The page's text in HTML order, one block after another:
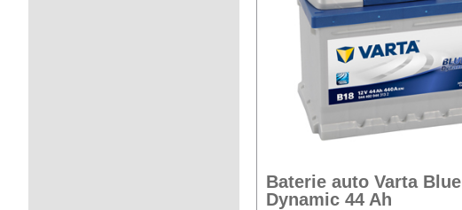
Baterie auto Varta Blue
Dynamic 44 Ah